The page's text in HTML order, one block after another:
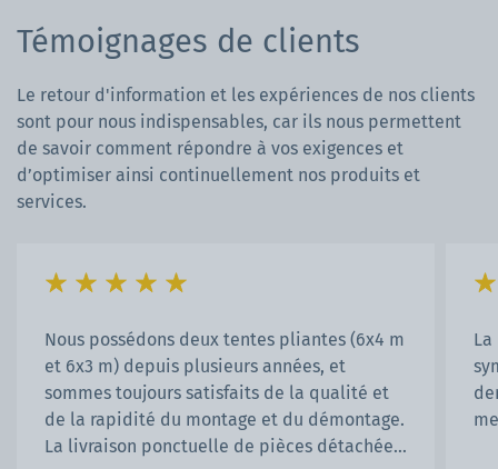
Témoignages de clients
Le retour d'information et les expériences de nos clients
sont pour nous indispensables, car ils nous permettent
de savoir comment répondre à vos exigences et
d’optimiser ainsi continuellement nos produits et
services.
Nous possédons deux tentes pliantes (6x4 m
et 6x3 m) depuis plusieurs années, et
sommes toujours satisfaits de la qualité et
de la rapidité du montage et du démontage.
La livraison ponctuelle de pièces détachées